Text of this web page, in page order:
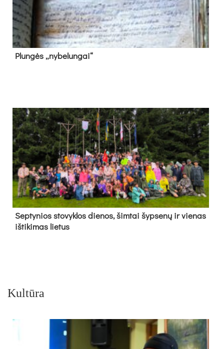
Plun­gės „ny­be­lun­gai“
Sep­ty­nios sto­vyk­los die­nos, šim­tai šyp­se­nų ir vie­nas
iš­ti­ki­mas lie­tus
Kultūra